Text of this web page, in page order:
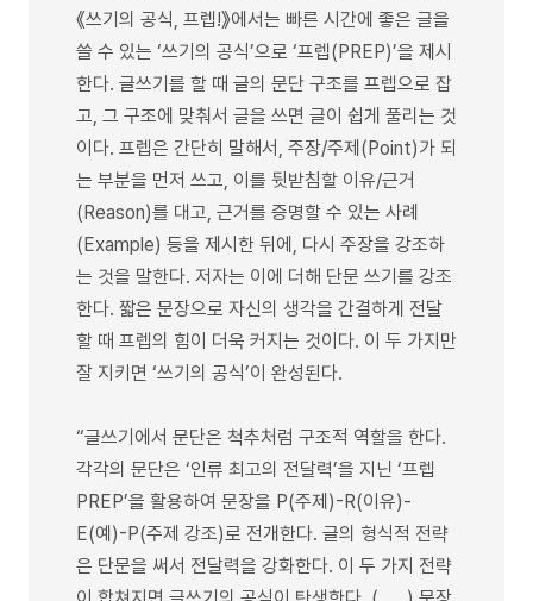
《쓰기의 공식, 프렙!》에서는 빠른 시간에 좋은 글을
쓸 수 있는 ‘쓰기의 공식’으로 ‘프렙(PREP)’을 제시
한다. 글쓰기를 할 때 글의 문단 구조를 프렙으로 잡
고, 그 구조에 맞춰서 글을 쓰면 글이 쉽게 풀리는 것
이다. 프렙은 간단히 말해서, 주장/주제(Point)가 되
는 부분을 먼저 쓰고, 이를 뒷받침할 이유/근거
(Reason)를 대고, 근거를 증명할 수 있는 사례
(Example) 등을 제시한 뒤에, 다시 주장을 강조하
는 것을 말한다. 저자는 이에 더해 단문 쓰기를 강조
한다. 짧은 문장으로 자신의 생각을 간결하게 전달
할 때 프렙의 힘이 더욱 커지는 것이다. 이 두 가지만
잘 지키면 ‘쓰기의 공식’이 완성된다.
“글쓰기에서 문단은 척추처럼 구조적 역할을 한다.
각각의 문단은 ‘인류 최고의 전달력’을 지닌 ‘프렙
PREP’을 활용하여 문장을 P(주제)-R(이유)-
E(예)-P(주제 강조)로 전개한다. 글의 형식적 전략
은 단문을 써서 전달력을 강화한다. 이 두 가지 전략